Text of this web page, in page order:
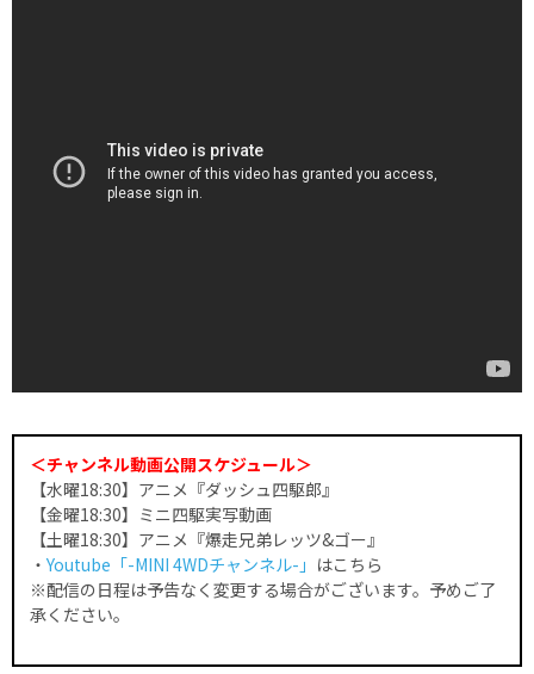
＜チャンネル動画公開スケジュール＞
【水曜18:30】アニメ『ダッシュ四駆郎』
【金曜18:30】ミニ四駆実写動画
【土曜18:30】アニメ『爆走兄弟レッツ&ゴー』
・ Youtube「-MINI 4WDチャンネル-」 はこちら
※配信の日程は予告なく変更する場合がございます。予めご了
承ください。